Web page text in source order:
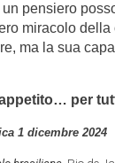
pensiero
miracolo
ma la sua
per
1 dicembre 2024